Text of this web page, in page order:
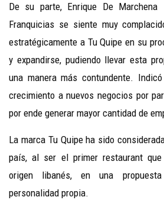
De su parte, Enrique De Marchena
Franquicias se siente muy
estratégicamente a Tu Quipe en su
y expandirse, pudiendo llevar esta
una manera más contundente.
crecimiento a nuevos negocios por
por ende generar mayor cantidad de
La marca Tu Quipe ha sido
país, al ser el primer restaurant
origen libanés, en una
personalidad propia.